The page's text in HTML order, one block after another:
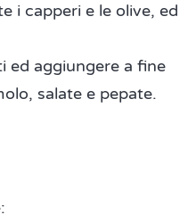
i capperi e le olive, ed
ed aggiungere a fine
salate e pepate.